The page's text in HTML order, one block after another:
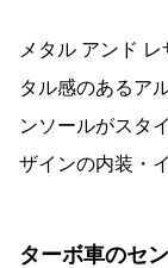
メタル アンド
タル感のあるア
ンソールがスタ
ザインの内装・
ターボ車のセ